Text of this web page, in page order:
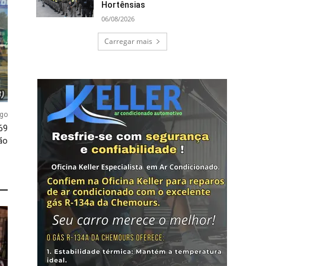
Hortênsias
06/08/2026
Carregar mais